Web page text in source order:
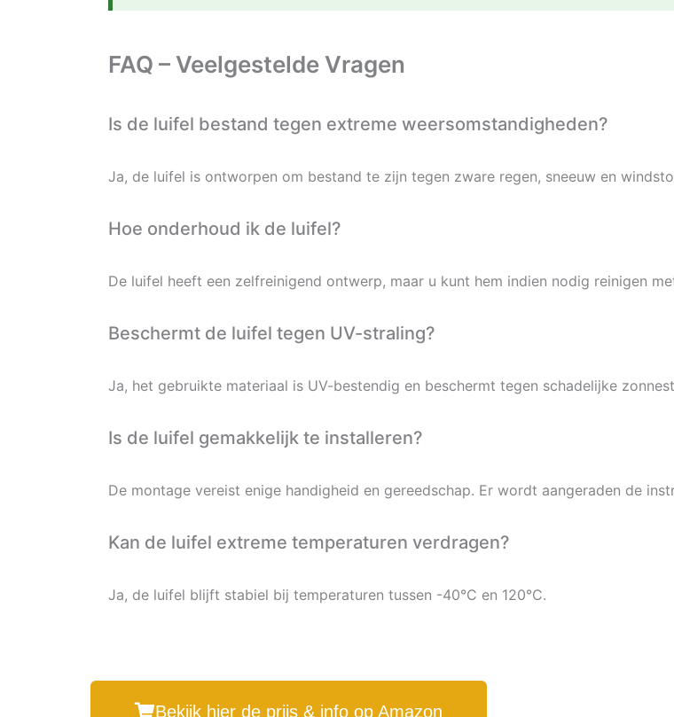
FAQ – Veelgestelde Vragen
Is de luifel bestand tegen extreme weersomstandigheden?
Ja, de luifel is ontworpen om bestand te zijn tegen zware regen, sneeuw en
Hoe onderhoud ik de luifel?
De luifel heeft een zelfreinigend ontwerp, maar u kunt hem indien nodig reinigen
Beschermt de luifel tegen UV-straling?
Ja, het gebruikte materiaal is UV-bestendig en beschermt tegen schadelijke
Is de luifel gemakkelijk te installeren?
De montage vereist enige handigheid en gereedschap. Er wordt aangeraden de
Kan de luifel extreme temperaturen verdragen?
Ja, de luifel blijft stabiel bij temperaturen tussen -40°C en 120°C.
Bekijk hier de prijs & info op Amazon